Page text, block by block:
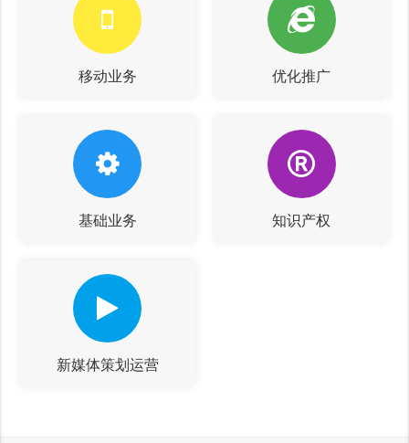
移动业务 优化推广
基础业务 知识产权
新媒体策划运营